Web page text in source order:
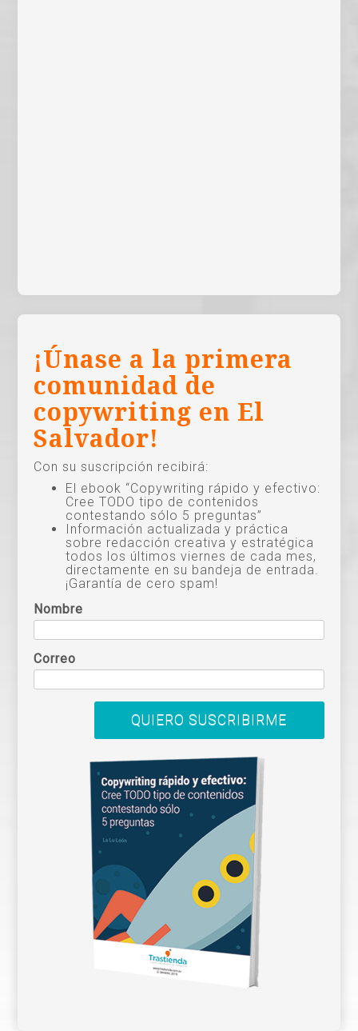
¡Únase a la primera
comunidad de
copywriting en El
Salvador!
Con su suscripción recibirá:
El ebook “Copywriting rápido y efectivo:
Cree TODO tipo de contenidos
contestando sólo 5 preguntas”
Información actualizada y práctica
sobre redacción creativa y estratégica
todos los últimos viernes de cada mes,
directamente en su bandeja de entrada.
¡Garantía de cero spam!
Nombre
Correo